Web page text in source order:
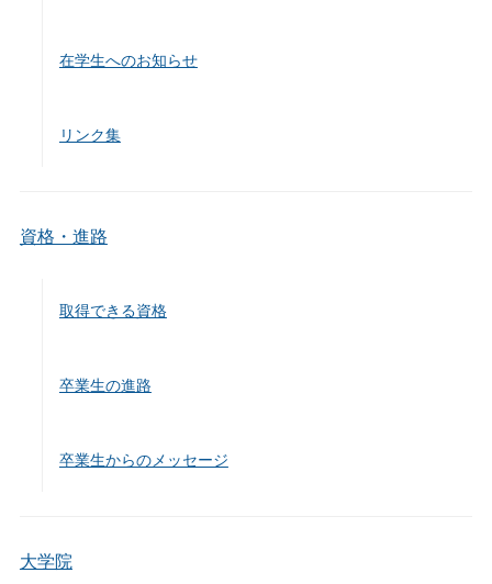
在学生へのお知らせ
リンク集
資格・進路
取得できる資格
卒業生の進路
卒業生からのメッセージ
大学院